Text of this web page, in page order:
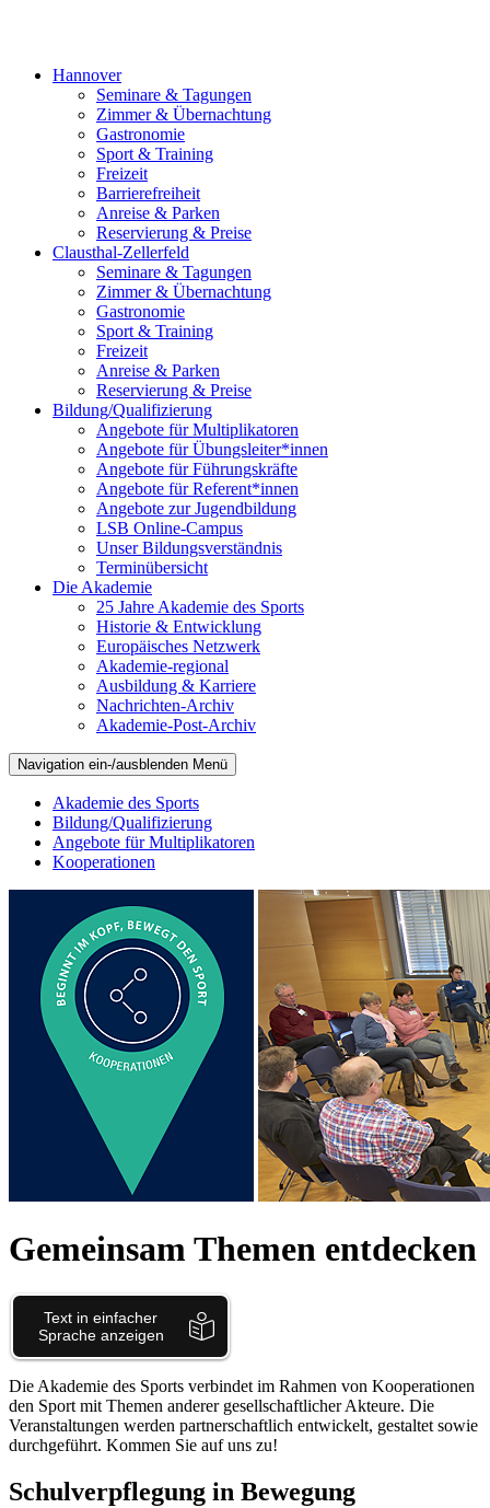
Hannover
Seminare & Tagungen
Zimmer & Übernachtung
Gastronomie
Sport & Training
Freizeit
Barrierefreiheit
Anreise & Parken
Reservierung & Preise
Clausthal-Zellerfeld
Seminare & Tagungen
Zimmer & Übernachtung
Gastronomie
Sport & Training
Freizeit
Anreise & Parken
Reservierung & Preise
Bildung/Qualifizierung
Angebote für Multiplikatoren
Angebote für Übungsleiter*innen
Angebote für Führungskräfte
Angebote für Referent*innen
Angebote zur Jugendbildung
LSB Online-Campus
Unser Bildungsverständnis
Terminübersicht
Die Akademie
25 Jahre Akademie des Sports
Historie & Entwicklung
Europäisches Netzwerk
Akademie-regional
Ausbildung & Karriere
Nachrichten-Archiv
Akademie-Post-Archiv
Navigation ein-/ausblenden Menü
Akademie des Sports
Bildung/Qualifizierung
Angebote für Multiplikatoren
Kooperationen
Gemeinsam Themen entdecken
Die Akademie des Sports verbindet im Rahmen von Kooperationen
den Sport mit Themen anderer gesellschaftlicher Akteure. Die
Veranstaltungen werden partnerschaftlich entwickelt, gestaltet sowie
durchgeführt. Kommen Sie auf uns zu!
Schulverpflegung in Bewegung